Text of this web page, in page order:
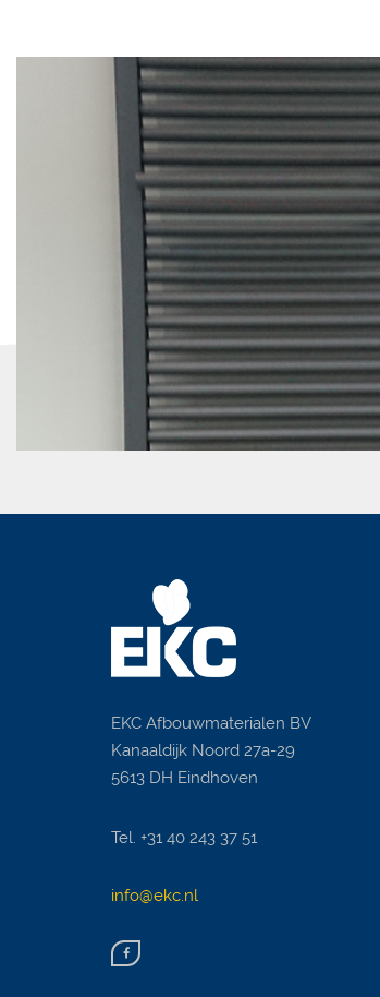
EKC Afbouwmaterialen BV
Kanaaldijk Noord 27a-29
5613 DH Eindhoven
Tel. +31 40 243 37 51
info@ekc.nl